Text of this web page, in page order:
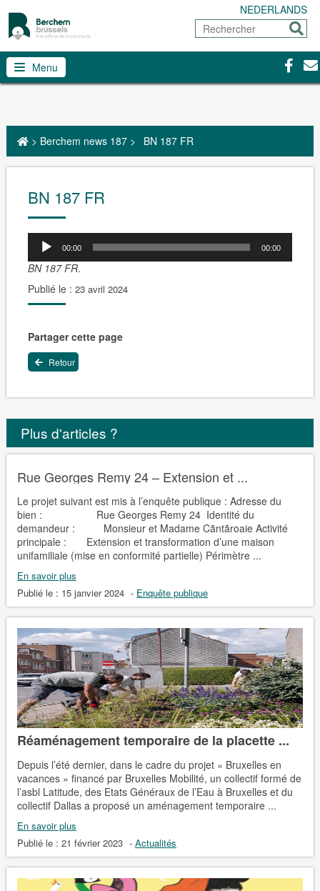
NEDERLANDS
Rechercher
Menu
> Berchem news 187> BN 187 FR
BN 187 FR
00:00 00:00
BN 187 FR.
Publié le : 23 avril 2024
Partager cette page
Retour
Plus d'articles ?
Rue Georges Remy 24 – Extension et ...
Le projet suivant est mis à l’enquête publique : Adresse du
bien : Rue Georges Remy 24 Identité du
demandeur : Monsieur et Madame Cãntãroaie Activité
principale : Extension et transformation d’une maison
unifamiliale (mise en conformité partielle) Périmètre ...
En savoir plus
Publié le : 15 janvier 2024 - Enquête publique
Réaménagement temporaire de la placette ...
Depuis l’été dernier, dans le cadre du projet « Bruxelles en
vacances » financé par Bruxelles Mobilité, un collectif formé de
l’asbl Latitude, des Etats Généraux de l’Eau à Bruxelles et du
collectif Dallas a proposé un aménagement temporaire ...
En savoir plus
Publié le : 21 février 2023 - Actualités